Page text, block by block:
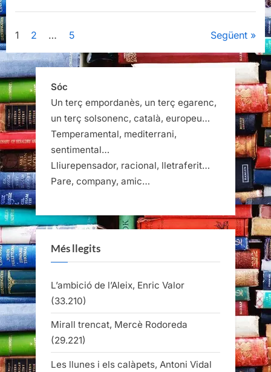
Galaxia
Paginació
de
les
entrades
1 2 … 5 Següent
Sóc
Un terç empordanès, un terç egarenc,
un terç solsonenc, català, europeu…
Temperamental, mediterrani,
sentimental…
Lliurepensador, racional, lletraferit…
Pare, company, amic…
Més llegits
L’ambició de l’Aleix, Enric Valor
(33.210)
Mirall trencat, Mercè Rodoreda
(29.221)
Les llunes i els calàpets, Antoni Vidal